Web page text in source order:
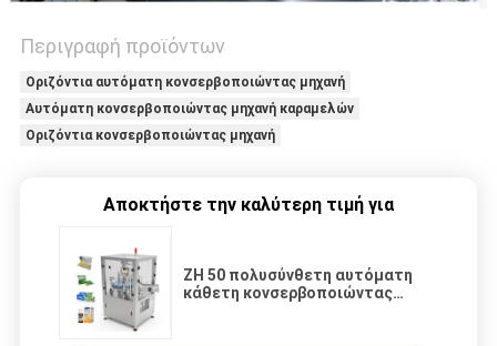
Περιγραφή προϊόντων
Οριζόντια αυτόματη κονσερβοποιώντας μηχανή
Αυτόματη κονσερβοποιώντας μηχανή καραμελών
Οριζόντια κονσερβοποιώντας μηχανή
Αποκτήστε την καλύτερη τιμή για
ZH 50 πολυσύνθετη αυτόματη
κάθετη κονσερβοποιώντας